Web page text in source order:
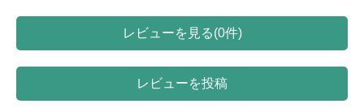
レビューを見る(0件)
レビューを投稿